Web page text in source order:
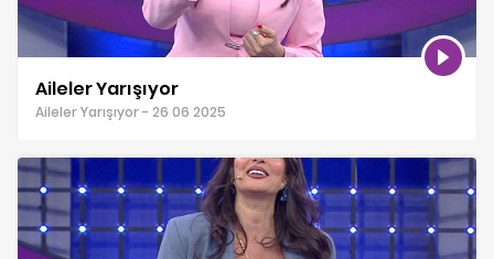
Aileler Yarışıyor
Aileler Yarışıyor - 26 06 2025